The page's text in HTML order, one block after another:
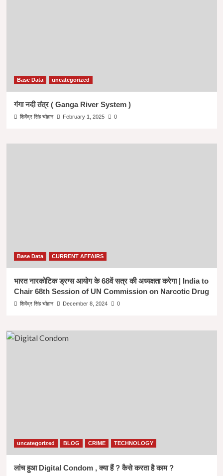
Base Data uncategorized
गंगा नदी तंत्र ( Ganga River System )
शिवेंद्र सिंह चौहान February 1, 2025 0
Base Data CURRENT AFFAIRS
भारत नारकोटिक ड्रग्स आयोग के 68वें सत्र की अध्यक्षता करेगा | India to
Chair 68th Session of UN Commission on Narcotic Drug
शिवेंद्र सिंह चौहान December 8, 2024 0
uncategorized BLOG CRIME TECHNOLOGY
लांच हुआ Digital Condom , क्या हैं ? कैसे करता है काम ?